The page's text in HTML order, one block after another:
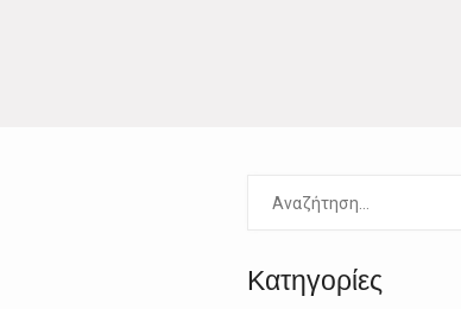
για:
Κατηγορίες